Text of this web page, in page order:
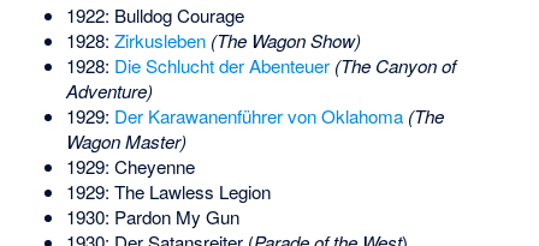
1922: Bulldog Courage
1928: Zirkusleben (The Wagon Show)
1928: Die Schlucht der Abenteuer (The Canyon of
Adventure)
1929: Der Karawanenführer von Oklahoma (The
Wagon Master)
1929: Cheyenne
1929: The Lawless Legion
1930: Pardon My Gun